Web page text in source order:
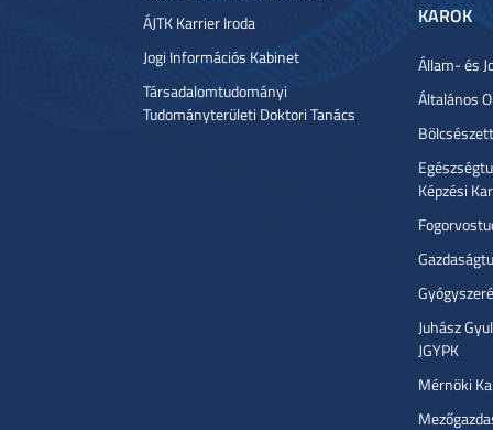
ÁJTK Karrier Iroda
Jogi Információs Kabinet
Társadalomtudományi
Tudományterületi Doktori Tanács
KAROK
Állam- és
Általános
Képzési
Juhász
JGYPK
Mérnöki